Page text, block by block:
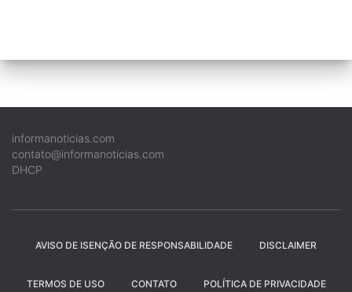
informanoticias.com
contato@informanoticias.com
DHCP
AVISO DE ISENÇÃO DE RESPONSABILIDADE DISCLAIMER
TERMOS DE USO CONTATO POLÍTICA DE PRIVACIDADE